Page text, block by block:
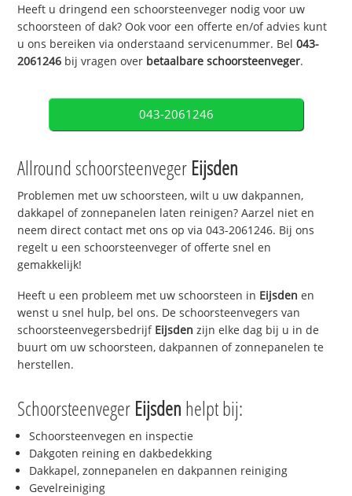
Heeft u dringend een schoorsteenveger nodig voor uw
schoorsteen of dak? Ook voor een offerte en/of advies kunt
u ons bereiken via onderstaand servicenummer. Bel043-
2061246 bij vragen over betaalbare schoorsteenveger.
043-2061246
Allround schoorsteenveger Eijsden
Problemen met uw schoorsteen, wilt u uw dakpannen,
dakkapel of zonnepanelen laten reinigen? Aarzel niet en
neem direct contact met ons op via 043-2061246. Bij ons
regelt u een schoorsteenveger of offerte snel en
gemakkelijk!
Heeft u een probleem met uw schoorsteen in Eijsden en
wenst u snel hulp, bel ons. De schoorsteenvegers van
schoorsteenvegersbedrijf Eijsden zijn elke dag bij u in de
buurt om uw schoorsteen, dakpannen of zonnepanelen te
herstellen.
Schoorsteenveger Eijsden helpt bij:
Schoorsteenvegen en inspectie
Dakgoten reining en dakbedekking
Dakkapel, zonnepanelen en dakpannen reiniging
Gevelreiniging